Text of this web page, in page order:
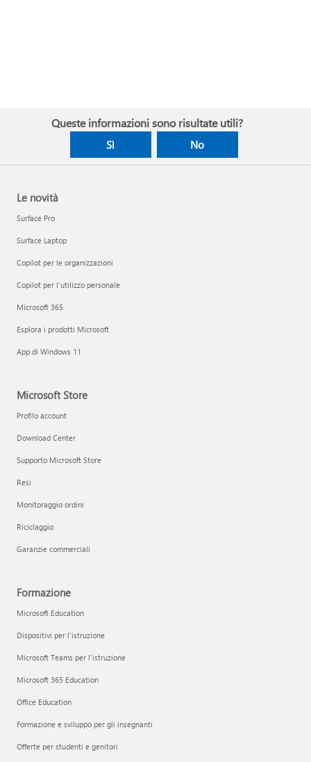
Queste informazioni sono risultate utili?
Sì No
Le novità
Surface Pro
Surface Laptop
Copilot per le organizzazioni
Copilot per l'utilizzo personale
Microsoft 365
Esplora i prodotti Microsoft
App di Windows 11
Microsoft Store
Profilo account
Download Center
Supporto Microsoft Store
Resi
Monitoraggio ordini
Riciclaggio
Garanzie commerciali
Formazione
Microsoft Education
Dispositivi per l'istruzione
Microsoft Teams per l'istruzione
Microsoft 365 Education
Office Education
Formazione e sviluppo per gli insegnanti
Offerte per studenti e genitori